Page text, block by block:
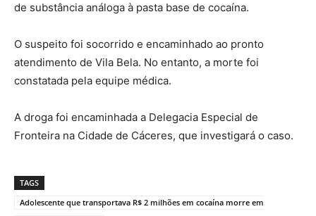
de substância análoga à pasta base de cocaína.
O suspeito foi socorrido e encaminhado ao pronto
atendimento de Vila Bela. No entanto, a morte foi
constatada pela equipe médica.
A droga foi encaminhada a Delegacia Especial de
Fronteira na Cidade de Cáceres, que investigará o caso.
TAGS
Adolescente que transportava R$ 2 milhões em cocaína morre em